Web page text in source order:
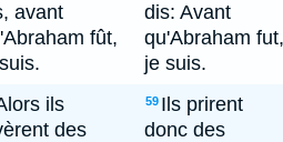
avant
fût,
dis: Avant
qu'Abraham fut,
je suis.
ils
des
59 Ils prirent
donc des